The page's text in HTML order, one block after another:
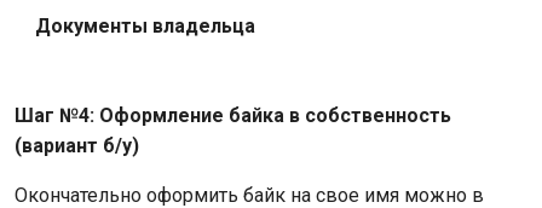
Документы владельца
Шаг №4: Оформление байка в собственность
(вариант б/у)
Окончательно оформить байк на свое имя можно в